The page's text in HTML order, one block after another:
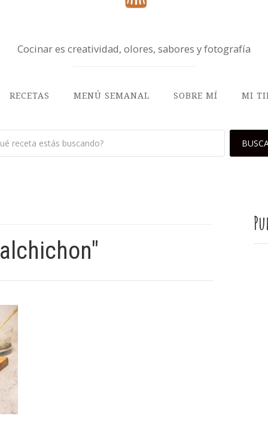
Cocinar es creatividad, olores, sabores y fotografía
RECETAS MENÚ SEMANAL SOBRE MÍ MI